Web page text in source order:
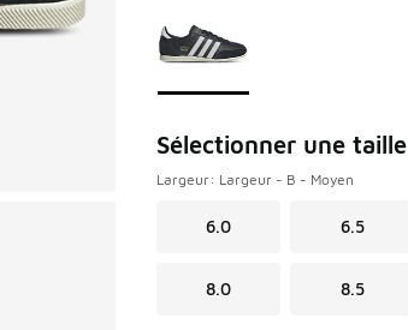
Sélectionner une taille
Largeur: Largeur - B - Moyen
6.0 6.5
8.0 8.5